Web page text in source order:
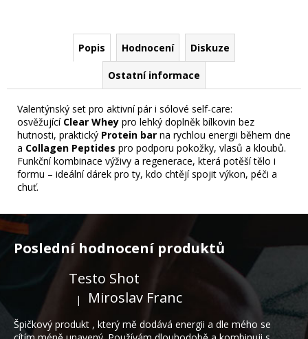
Popis Hodnocení Diskuze
Ostatní informace
Valentýnský set pro aktivní pár i sólové self-care:
osvěžující Clear Whey pro lehký doplněk bílkovin bez
hutnosti, praktický Protein bar na rychlou energii během dne
a Collagen Peptides pro podporu pokožky, vlasů a kloubů.
Funkční kombinace výživy a regenerace, která potěší tělo i
formu – ideální dárek pro ty, kdo chtějí spojit výkon, péči a
chuť.
Z
á
í
Poslední hodnocení produktů
Testo Shot
Hodnocení produktu je 5 z 5 hvězdiček.
| Miroslav Franc
Špičkový produkt , který mě dodává energii a dle mého se